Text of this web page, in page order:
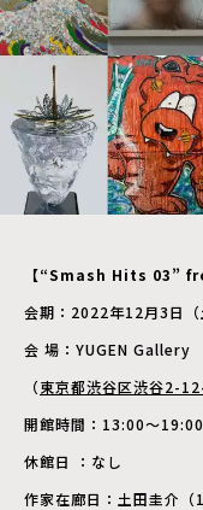
【“Smash Hits 03”
会期：2022年12月3日（
会 場：YUGEN Gallery
（東京都渋谷区渋谷2-
開館時間：13:00〜
休館日 ：なし
作家在廊日：土田圭介